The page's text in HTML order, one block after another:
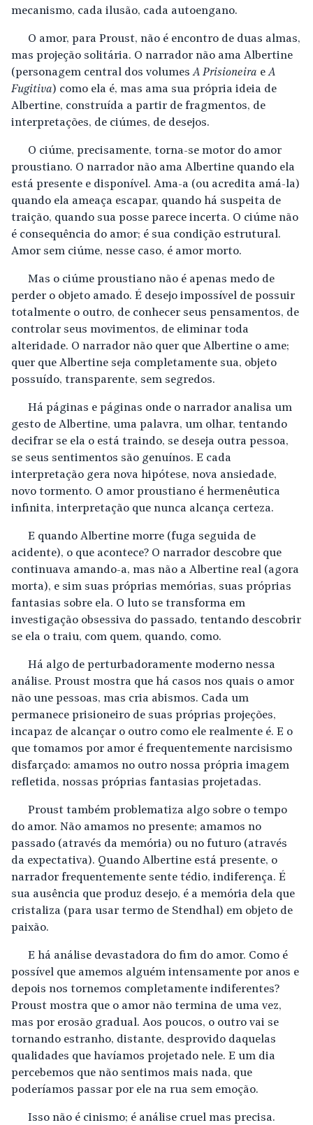
mecanismo, cada ilusão, cada autoengano.
O amor, para Proust, não é encontro de duas almas,
mas projeção solitária. O narrador não ama Albertine
(personagem central dos volumesA Prisioneira eA
Fugitiva) como ela é, mas ama sua própria ideia de
Albertine, construída a partir de fragmentos, de
interpretações, de ciúmes, de desejos.
O ciúme, precisamente, torna-se motor do amor
proustiano. O narrador não ama Albertine quando ela
está presente e disponível. Ama-a (ou acredita amá-la)
quando ela ameaça escapar, quando há suspeita de
traição, quando sua posse parece incerta. O ciúme não
é consequência do amor; é sua condição estrutural.
Amor sem ciúme, nesse caso, é amor morto.
Mas o ciúme proustiano não é apenas medo de
perder o objeto amado. É desejo impossível de possuir
totalmente o outro, de conhecer seus pensamentos, de
controlar seus movimentos, de eliminar toda
alteridade. O narrador não quer que Albertine o ame;
quer que Albertine seja completamente sua, objeto
possuído, transparente, sem segredos.
Há páginas e páginas onde o narrador analisa um
gesto de Albertine, uma palavra, um olhar, tentando
decifrar se ela o está traindo, se deseja outra pessoa,
se seus sentimentos são genuínos. E cada
interpretação gera nova hipótese, nova ansiedade,
novo tormento. O amor proustiano é hermenêutica
infinita, interpretação que nunca alcança certeza.
E quando Albertine morre (fuga seguida de
acidente), o que acontece? O narrador descobre que
continuava amando-a, mas não a Albertine real (agora
morta), e sim suas próprias memórias, suas próprias
fantasias sobre ela. O luto se transforma em
investigação obsessiva do passado, tentando descobrir
se ela o traiu, com quem, quando, como.
Há algo de perturbadoramente moderno nessa
análise. Proust mostra que há casos nos quais o amor
não une pessoas, mas cria abismos. Cada um
permanece prisioneiro de suas próprias projeções,
incapaz de alcançar o outro como ele realmente é. E o
que tomamos por amor é frequentemente narcisismo
disfarçado: amamos no outro nossa própria imagem
refletida, nossas próprias fantasias projetadas.
Proust também problematiza algo sobre o tempo
do amor. Não amamos no presente; amamos no
passado (através da memória) ou no futuro (através
da expectativa). Quando Albertine está presente, o
narrador frequentemente sente tédio, indiferença. É
sua ausência que produz desejo, é a memória dela que
cristaliza (para usar termo de Stendhal) em objeto de
paixão.
E há análise devastadora do fim do amor. Como é
possível que amemos alguém intensamente por anos e
depois nos tornemos completamente indiferentes?
Proust mostra que o amor não termina de uma vez,
mas por erosão gradual. Aos poucos, o outro vai se
tornando estranho, distante, desprovido daquelas
qualidades que havíamos projetado nele. E um dia
percebemos que não sentimos mais nada, que
poderíamos passar por ele na rua sem emoção.
Isso não é cinismo; é análise cruel mas precisa.